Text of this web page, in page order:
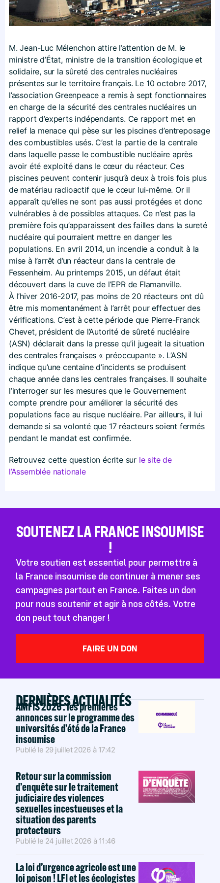
M. Jean-Luc Mélenchon attire l’attention de M. le
ministre d’État, ministre de la transition écologique et
solidaire, sur la sûreté des centrales nucléaires
présentes sur le territoire français. Le 10 octobre 2017,
l’association Greenpeace a remis à sept fonctionnaires
en charge de la sécurité des centrales nucléaires un
rapport d’experts indépendants. Ce rapport met en
relief la menace qui pèse sur les piscines d’entreposage
des combustibles usés. C’est la partie de la centrale
dans laquelle passe le combustible nucléaire après
avoir été exploité dans le cœur du réacteur. Ces
piscines peuvent contenir jusqu’à deux à trois fois plus
de matériau radioactif que le cœur lui-même. Or il
apparaît qu’elles ne sont pas aussi protégées et donc
vulnérables à de possibles attaques. Ce n’est pas la
première fois qu’apparaissent des failles dans la sureté
nucléaire qui pourraient mettre en danger les
populations. En avril 2014, un incendie a conduit à la
mise à l’arrêt d’un réacteur dans la centrale de
Fessenheim. Au printemps 2015, un défaut était
découvert dans la cuve de l’EPR de Flamanville.
À l’hiver 2016-2017, pas moins de 20 réacteurs ont dû
être mis momentanément à l’arrêt pour effectuer des
vérifications. C’est à cette période que Pierre-Franck
Chevet, président de l’Autorité de sûreté nucléaire
(ASN) déclarait dans la presse qu’il jugeait la situation
des centrales françaises « préoccupante ». L’ASN
indique qu’une centaine d’incidents se produisent
chaque année dans les centrales françaises. Il souhaite
l’interroger sur les mesures que le Gouvernement
compte prendre pour améliorer la sécurité des
populations face au risque nucléaire. Par ailleurs, il lui
demande si sa volonté que 17 réacteurs soient fermés
pendant le mandat est confirmée.
Retrouvez cette question écrite sur le site de
l’Assemblée nationale
SOUTENEZ LA FRANCE INSOUMISE
!
Votre soutien est essentiel pour permettre à
la France insoumise de continuer à mener ses
campagnes partout en France. Faites un don
pour nous soutenir et agir à nos côtés. Votre
don peut tout changer !
FAIRE UN DON
DERNIÈRES ACTUALITÉS
AMFIS 2026 : les premières
annonces sur le programme des
universités d’été de la France
insoumise
Publié le 29 juillet 2026 à 17:42
Retour sur la commission
d’enquête sur le traitement
judiciaire des violences
sexuelles incestueuses et la
situation des parents
protecteurs
Publié le 24 juillet 2026 à 11:46
La loi d’urgence agricole est une
loi poison ! LFI et les écologistes